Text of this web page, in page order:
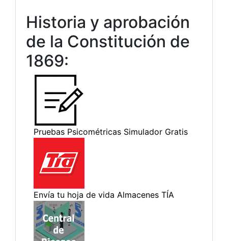
Historia y aprobación
de la Constitución de
1869: